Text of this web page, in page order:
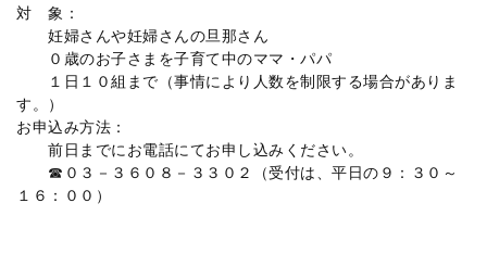
対 象：
妊婦さんや妊婦さんの旦那さん
０歳のお子さまを子育て中のママ・パパ
１日１０組まで（事情により人数を制限する場合がありま
す。）
お申込み方法：
前日までにお電話にてお申し込みください。
☎０３－３６０８－３３０２（受付は、平日の９：３０～
１６：００）